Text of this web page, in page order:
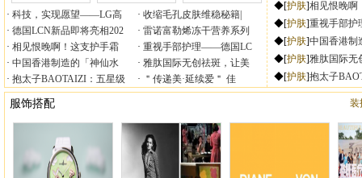
科技，实现愿望——LG高
收缩毛孔皮肤维稳秘籍|
德国LCN新品即将亮相202
雷诺富勒烯冻干营养系列
相见恨晚啊！这支护手霜
重视手部护理——德国LC
中国香港制造的「神仙水
雅肽国际无创祛斑，让美
抱太子BAOTAIZI：五星级
＂传递美·延续爱＂ 佳